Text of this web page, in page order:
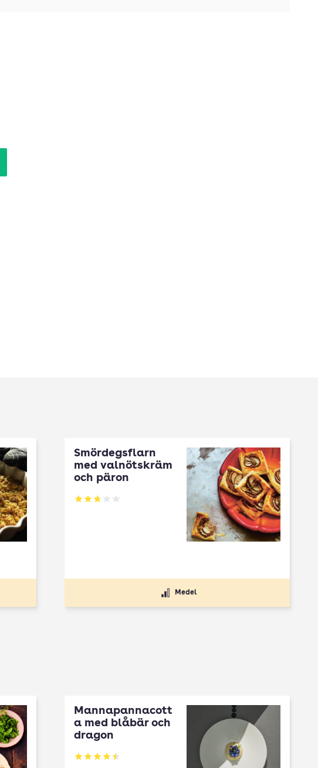
Smördegsflarn
med valnötskräm
och päron
Betyg: 2.83 av 5
Medel
Mannapannacott
a med blåbär och
dragon
Betyg: 4.5 av 5